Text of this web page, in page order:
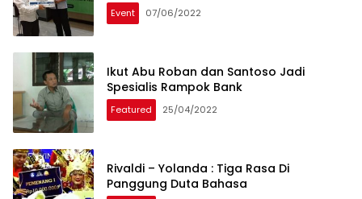
Event 07/06/2022
Ikut Abu Roban dan Santoso Jadi
Spesialis Rampok Bank
Featured 25/04/2022
Rivaldi – Yolanda : Tiga Rasa Di
Panggung Duta Bahasa